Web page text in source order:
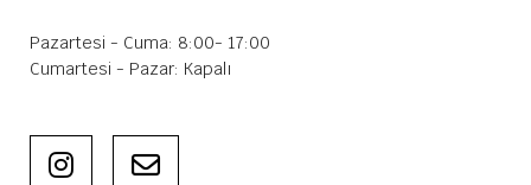
Pazartesi - Cuma: 8:00- 17:00
Cumartesi - Pazar: Kapalı